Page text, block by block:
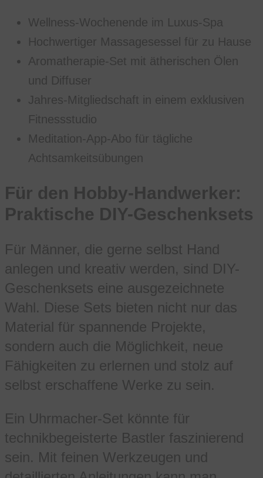
Wellness-Wochenende im Luxus-Spa
Hochwertiger Massagesessel für zu Hause
Aromatherapie-Set mit ätherischen Ölen
und Diffuser
Jahres-Mitgliedschaft in einem exklusiven
Fitnessstudio
Meditation-App-Abo für tägliche
Achtsamkeitsübungen
Für den Hobby-Handwerker:
Praktische DIY-Geschenksets
Für Männer, die gerne selbst Hand
anlegen und kreativ werden, sind DIY-
Geschenksets eine ausgezeichnete
Wahl. Diese Sets bieten nicht nur das
Material für spannende Projekte,
sondern auch die Möglichkeit, neue
Fähigkeiten zu erlernen und stolz auf
selbst erschaffene Werke zu sein.
Ein Uhrmacher-Set könnte für
technikbegeisterte Bastler faszinierend
sein. Mit feinen Werkzeugen und